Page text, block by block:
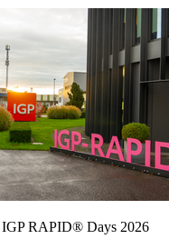
RAPID® Days 2026